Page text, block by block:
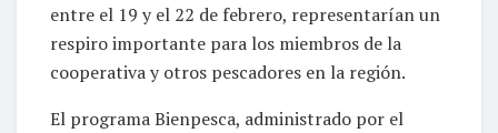
entre el 19 y el 22 de febrero, representarían un
respiro importante para los miembros de la
cooperativa y otros pescadores en la región.
El programa Bienpesca, administrado por el